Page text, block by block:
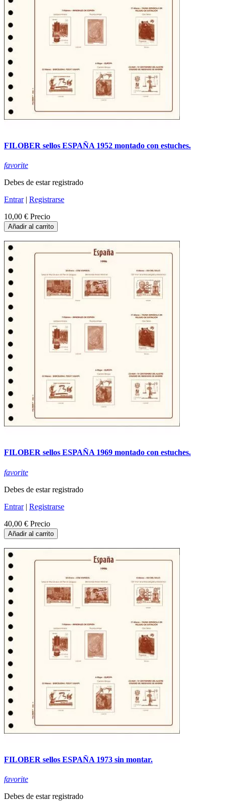
FILOBER sellos ESPAÑA 1952 montado con estuches.
favorite
Debes de estar registrado
Entrar| Registrarse
10,00 € Precio
Añadir al carrito
FILOBER sellos ESPAÑA 1969 montado con estuches.
favorite
Debes de estar registrado
Entrar| Registrarse
40,00 € Precio
Añadir al carrito
FILOBER sellos ESPAÑA 1973 sin montar.
favorite
Debes de estar registrado